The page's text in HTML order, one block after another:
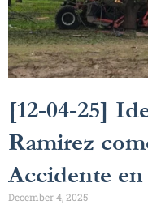
[12-04-25]
Ramirez
Accidente
December 4, 2025